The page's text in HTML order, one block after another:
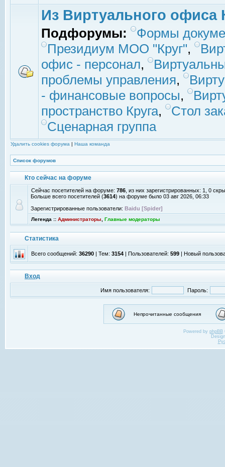
Из Виртуального офиса
Подфорумы:
Формы
Президиум МОО "Круг",
офис - персонал,
проблемы управления,
- финансовые вопросы,
пространство Круга,
Стол
Сценарная группа
Удалить cookies форума | Наша команда
Список форумов
Кто сейчас на форуме
Сейчас посетителей на форуме: 786 , из них зарегистрированных: 1, 0
Больше всего посетителей (3614) на форуме было 03 авг 2026, 06:33
Зарегистрированные пользователи: Baidu [Spider]
Легенда :: Администраторы Главные модераторы
Статистика
Всего сообщений: 36290 | Тем: 3154 | Пользователей: 599 | Новый
Вход
Имя пользователя: Пароль:
Непрочитанные сообщения
Powered by phpBB